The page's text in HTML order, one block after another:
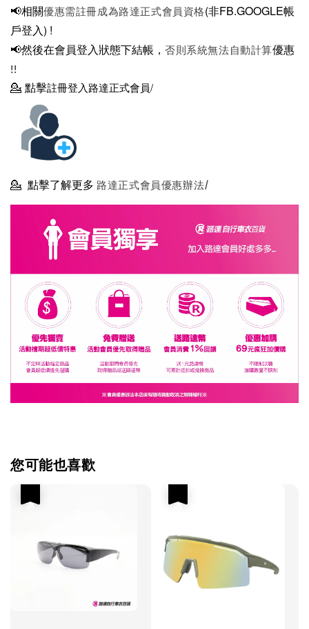
📢相關優惠需註冊成為路達正式會員資格(非FB.GOOGLE帳
戶登入) !
📢然後在會員登入狀態下結帳， 否則系統無法自動計算優惠
!!
💁 點擊註冊登入路達正式會員/
💁 點擊了解更多 路達正式會員優惠辦法/
您可能也喜歡